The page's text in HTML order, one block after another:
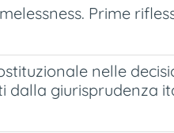
Prime
nelle
dalla giurisprudenza